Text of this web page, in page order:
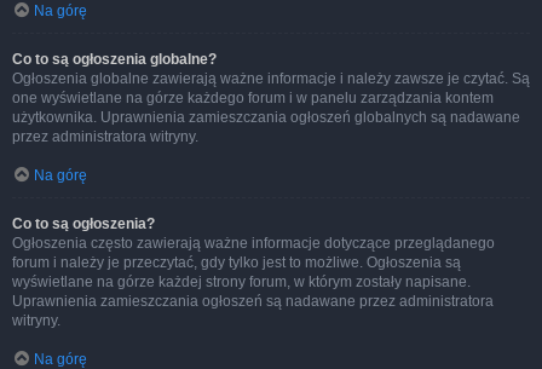
Na górę
Co to są ogłoszenia globalne?
Ogłoszenia globalne zawierają ważne informacje i należy zawsze je czytać. Są
one wyświetlane na górze każdego forum i w panelu zarządzania kontem
użytkownika. Uprawnienia zamieszczania ogłoszeń globalnych są nadawane
przez administratora witryny.
Na górę
Co to są ogłoszenia?
Ogłoszenia często zawierają ważne informacje dotyczące przeglądanego
forum i należy je przeczytać, gdy tylko jest to możliwe. Ogłoszenia są
wyświetlane na górze każdej strony forum, w którym zostały napisane.
Uprawnienia zamieszczania ogłoszeń są nadawane przez administratora
witryny.
Na górę